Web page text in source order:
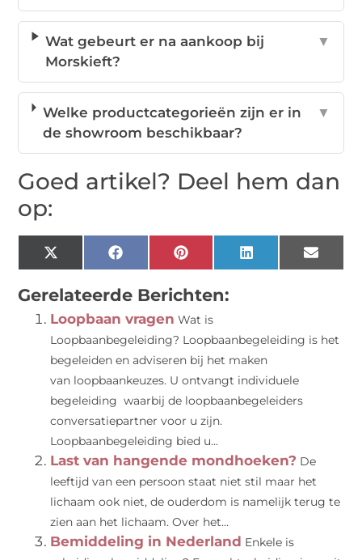
Wat gebeurt er na aankoop bij
Morskieft?
▼
Welke productcategorieën zijn er in
de showroom beschikbaar?
▼
Goed artikel? Deel hem dan
op:
X
(Twitter)
FacebookPinterestLinkedIn Email
Gerelateerde Berichten:
Loopbaan vragen Wat is
Loopbaanbegeleiding? Loopbaanbegeleiding is het
begeleiden en adviseren bij het maken
van loopbaankeuzes. U ontvangt individuele
begeleiding waarbij de loopbaanbegeleiders
conversatiepartner voor u zijn.
Loopbaanbegeleiding bied u...
Last van hangende mondhoeken? De
leeftijd van een persoon staat niet stil maar het
lichaam ook niet, de ouderdom is namelijk terug te
zien aan het lichaam. Over het...
Bemiddeling in Nederland Enkele is